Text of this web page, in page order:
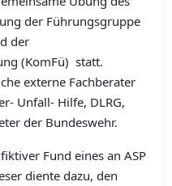
der Führungsgruppe
der
(KomFü) statt.
externe Fachberater
Unfall- Hilfe, DLRG,
der Bundeswehr.
Fund eines an ASP
diente dazu, den